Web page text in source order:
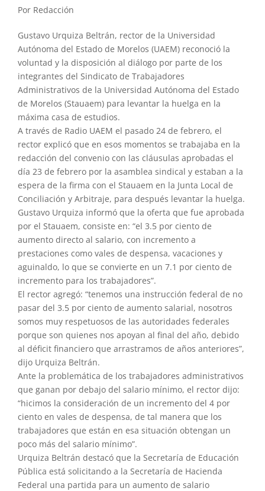
Por Redacción
Gustavo Urquiza Beltrán, rector de la Universidad
Autónoma del Estado de Morelos (UAEM) reconoció la
voluntad y la disposición al diálogo por parte de los
integrantes del Sindicato de Trabajadores
Administrativos de la Universidad Autónoma del Estado
de Morelos (Stauaem) para levantar la huelga en la
máxima casa de estudios.
A través de Radio UAEM el pasado 24 de febrero, el
rector explicó que en esos momentos se trabajaba en la
redacción del convenio con las cláusulas aprobadas el
día 23 de febrero por la asamblea sindical y estaban a la
espera de la firma con el Stauaem en la Junta Local de
Conciliación y Arbitraje, para después levantar la huelga.
Gustavo Urquiza informó que la oferta que fue aprobada
por el Stauaem, consiste en: “el 3.5 por ciento de
aumento directo al salario, con incremento a
prestaciones como vales de despensa, vacaciones y
aguinaldo, lo que se convierte en un 7.1 por ciento de
incremento para los trabajadores”.
El rector agregó: “tenemos una instrucción federal de no
pasar del 3.5 por ciento de aumento salarial, nosotros
somos muy respetuosos de las autoridades federales
porque son quienes nos apoyan al final del año, debido
al déficit financiero que arrastramos de años anteriores”,
dijo Urquiza Beltrán.
Ante la problemática de los trabajadores administrativos
que ganan por debajo del salario mínimo, el rector dijo:
“hicimos la consideración de un incremento del 4 por
ciento en vales de despensa, de tal manera que los
trabajadores que están en esa situación obtengan un
poco más del salario mínimo”.
Urquiza Beltrán destacó que la Secretaría de Educación
Pública está solicitando a la Secretaría de Hacienda
Federal una partida para un aumento de salario